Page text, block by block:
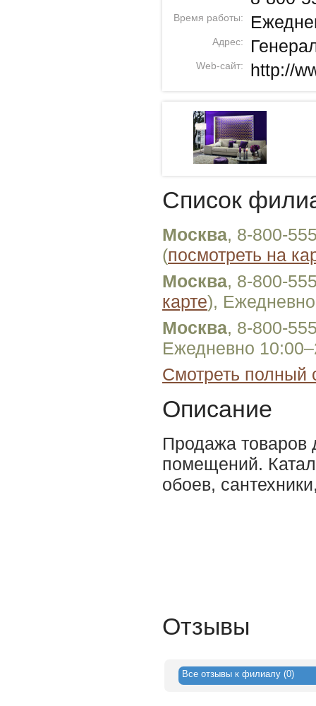
Время работы:
Адрес:
Web-сайт: http://
Список
Москва, 8-800-
(посмотреть на
Москва, 8-800-
карте),
Москва, 8-800-
Ежедневно
Смотреть полный
Описание
Продажа товаров
помещений.
обоев,
Отзывы
Все отзывы к филиалу (0)